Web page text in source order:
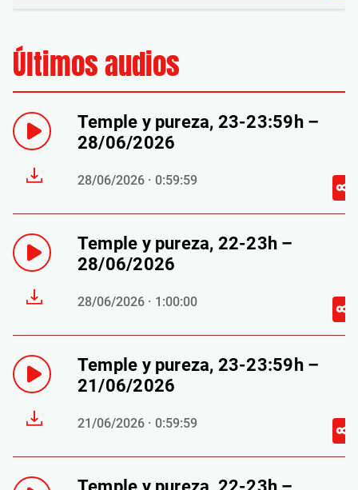
Últimos audios
Temple y pureza, 23-23:59h –
28/06/2026
28/06/2026 · 0:59:59
Temple y pureza, 22-23h –
28/06/2026
28/06/2026 · 1:00:00
Temple y pureza, 23-23:59h –
21/06/2026
21/06/2026 · 0:59:59